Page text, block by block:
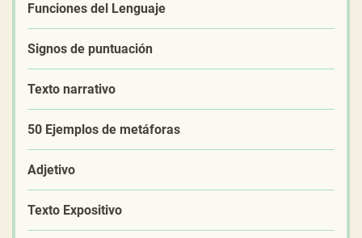
Funciones del Lenguaje
Signos de puntuación
Texto narrativo
50 Ejemplos de metáforas
Adjetivo
Texto Expositivo